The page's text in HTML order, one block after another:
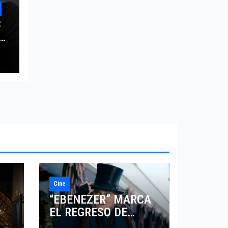
Cine
“EBENEZER” MARCA
EL REGRESO DE
JOHNNY DEPP A